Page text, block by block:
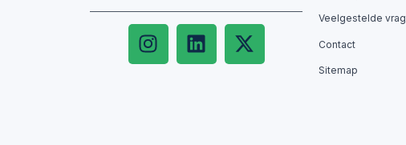
Veelgestelde
Contact
Sitemap